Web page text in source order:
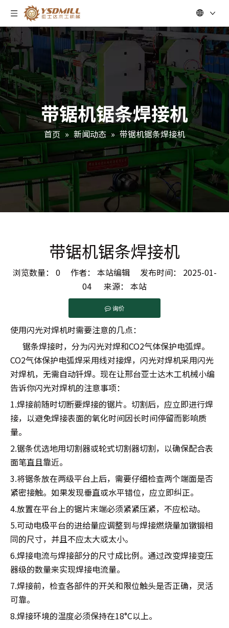
带锯机锯条焊接机
首页 » 新闻动态 » 带锯机锯条焊接机
带锯机锯条焊接机
浏览数量： 0作者： 本站编辑 发布时间： 2025-01-
04 来源： 本站
询价
使用闪光对焊机时需要注意的几点：
锯条焊接时，分为闪光对焊和CO2气体保护电弧焊。
CO2气体保护电弧焊采用线对接焊，闪光对焊机采用闪光
对焊机，无需自动钎焊。现在让邢台亚士达木工机械小编
告诉你闪光对焊机的注意事项：
1.焊接前随时切断要焊接的锯片。切割后，应立即进行焊
接，以避免焊接表面的氧化时间因长时间停留而影响质
量。
2.锯条优选地用切割器或轮式切割器切割，以确保配合表
面笔直且靠近。
3.将锯条放在两级平台上后，需要仔细检查两个端面是否
紧密接触。如果发现垂直或水平错位，应立即纠正。
4.放置在平台上的锯片末端必须紧紧压紧，不应松动。
5.可动电极平台的进给量应调整到与焊接燃烧量加镦锻相
同的尺寸，并且不应太大或太小。
6.焊接电流与焊接部分的尺寸成比例。通过改变焊接变压
器级的数量来实现焊接电流量。
7.焊接前，检查各部件的开关和限位触头是否正确，灵活
可靠。
8.焊接环境的温度必须保持在18°C以上。